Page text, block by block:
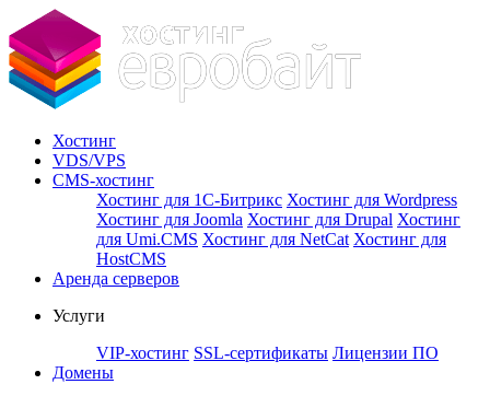
Хостинг
VDS/VPS
CMS-хостинг
Хостинг для 1С-Битрикс Хостинг для Wordpress
Хостинг для Joomla Хостинг для Drupal Хостинг
для Umi.CMS Хостинг для NetCat Хостинг для
HostCMS
Аренда серверов
Услуги
VIP-хостинг SSL-сертификаты Лицензии ПО
Домены